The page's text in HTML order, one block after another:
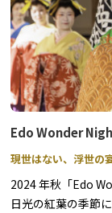
・スノーシュー体験
・アニマルトラッ
・スキーシュー（
・エアボード体験
・野鳥観察
・輪かんじき体験
※プログラム詳細は
Edo Wonder
現世はない、浮世の宴
2024 年秋「Edo
日光の紅葉の季節